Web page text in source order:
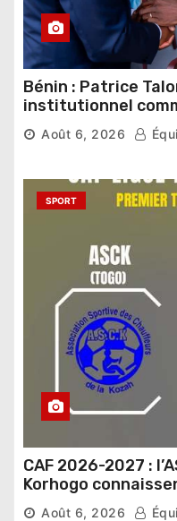
Bénin : Patrice
institutionnel
Sénat
Août 6, 2026
SPORT
CAF 2026-2027 :
Korhogo
phase de groupes
Août 6, 2026